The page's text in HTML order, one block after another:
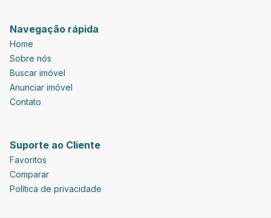
Navegação rápida
Home
Sobre nós
Buscar imóvel
Anunciar imóvel
Contato
Suporte ao Cliente
Favoritos
Comparar
Política de privacidade